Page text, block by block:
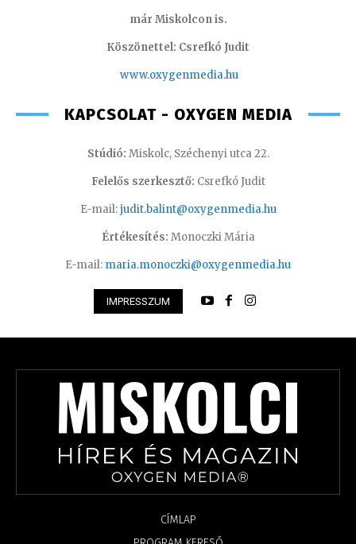
már Miskolcon is.
Köszönettel: Csrefkó Judit
www.oxygenmedia.hu
KAPCSOLAT - OXYGEN MEDIA
Stúdió: Miskolc, Széchenyi utca 22.
Felelős szerkesztő: Csrefkó Judit
E-mail:judit.balint@oxygenmedia.hu
Értékesítés: Monoczki Mária
E-mail: maria.monoczki@oxygenmedia.hu
IMPRESSZUM
CÍMLAP